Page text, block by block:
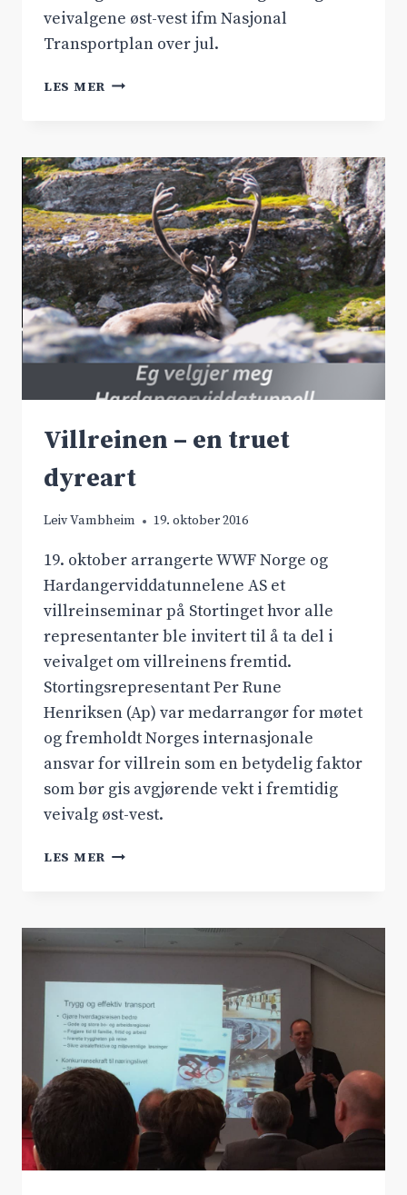
veivalgene øst-vest ifm Nasjonal
Transportplan over jul.
LES MER HALLINGTINGET
Villreinen – en truet
dyreart
Leiv Vambheim 19. oktober 2016
19. oktober arrangerte WWF Norge og
Hardangerviddatunnelene AS et
villreinseminar på Stortinget hvor alle
representanter ble invitert til å ta del i
veivalget om villreinens fremtid.
Stortingsrepresentant Per Rune
Henriksen (Ap) var medarrangør for møtet
og fremholdt Norges internasjonale
ansvar for villrein som en betydelig faktor
som bør gis avgjørende vekt i fremtidig
veivalg øst-vest.
LES MER VILLREINEN
DYREART